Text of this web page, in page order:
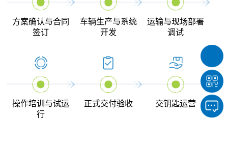
方案确认与合同
签订
车辆生产与系统
开发
运输与现场部署
调试
操作培训与试运
行
正式交付验收 交钥匙运营